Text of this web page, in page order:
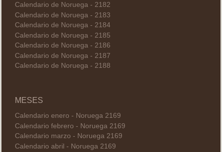
Calendario de Noruega - 2182
Calendario de Noruega - 2183
Calendario de Noruega - 2184
Calendario de Noruega - 2185
Calendario de Noruega - 2186
Calendario de Noruega - 2187
Calendario de Noruega - 2188
MESES
Calendario enero - Noruega 2169
Calendario febrero - Noruega 2169
Calendario marzo - Noruega 2169
Calendario abril - Noruega 2169